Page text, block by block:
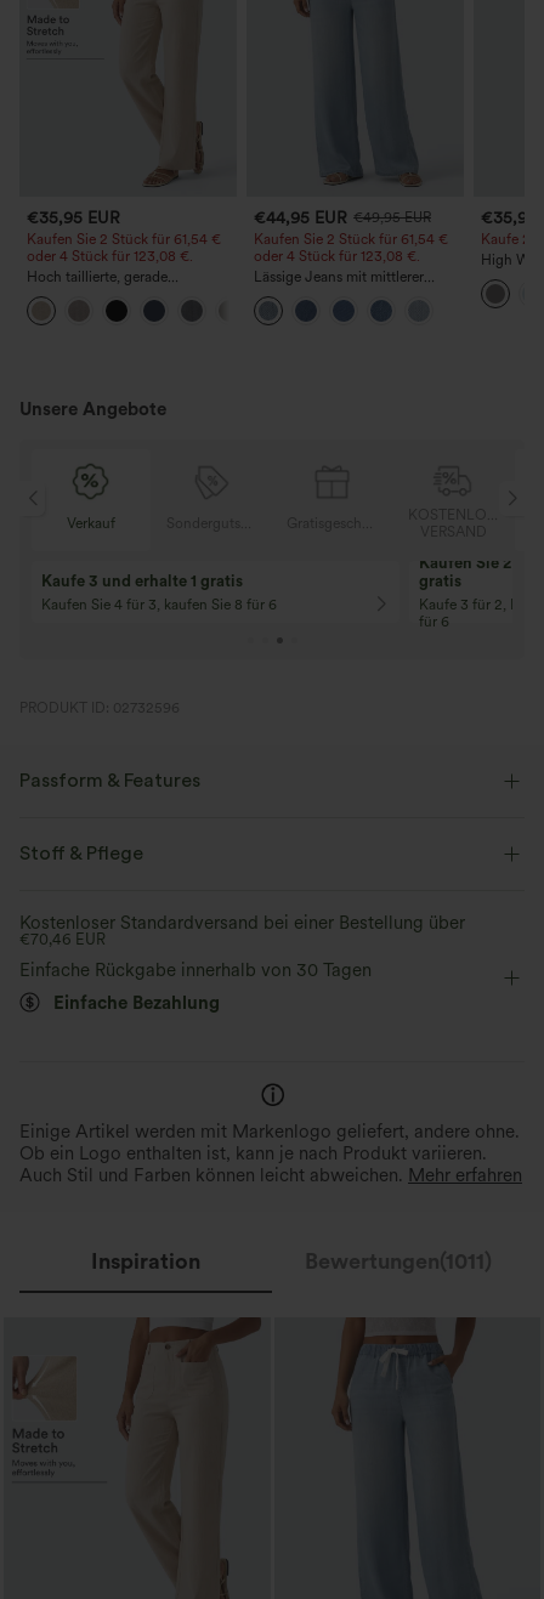
€35,95 EUR
Kaufen Sie 2 Stück für 61,54 €
oder 4 Stück für 123,08 €.
Hoch taillierte, gerade
geschnittene, legere Leinen-
Optik-Hose mit Taschen
€44,95 EUR €49,95 EUR
Kaufen Sie 2 Stück für 61,54 €
oder 4 Stück für 123,08 €.
Lässige Jeans mit mittlerer
Bundhöhe, Kordelzug und
Taschen
€35,95
Kaufe 2,
High
Straight
Unsere Angebote
Verkauf
Kaufe 3 und erhalte 1 gratis
Kaufen Sie 4 für 3, kaufen Sie 8 für 6
Kaufen Sie 2
gratis
Kaufe 3 für 2,
für 6
PRODUKT ID: 02732596
Passform & Features
Mittlere Dehnung
Stoff & Pflege
Kostenloser Standardversand bei einer Bestellung über
€70,46 EUR
Einfache Rückgabe innerhalb von 30 Tagen
Einfache Bezahlung
Einige Artikel werden mit Markenlogo geliefert, andere ohne.
Ob ein Logo enthalten ist, kann je nach Produkt variieren.
Auch Stil und Farben können leicht abweichen. Mehr erfahren
Inspiration Bewertungen(1011)